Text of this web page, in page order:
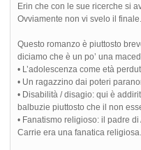
Erin che con le sue ricerche si
Ovviamente non vi svelo il finale.
Questo romanzo è piuttosto
diciamo che è un po’ una
• L’adolescenza come età
• Un ragazzino dai poteri
• Disabilità / disagio: qui è
balbuzie piuttosto che il non
• Fanatismo religioso: il padre
Carrie era una fanatica religiosa.